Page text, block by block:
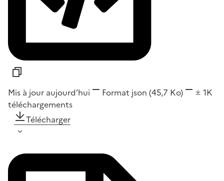
Mis à jour aujourd’hui Format json (45,7 Ko)
1K
téléchargements
Télécharger